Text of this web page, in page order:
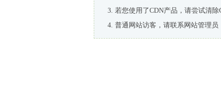
若您使用了CDN产品，请尝试清除
普通网站访客，请联系网站管理员